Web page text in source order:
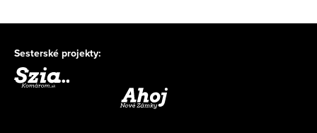
Sesterské projekty: